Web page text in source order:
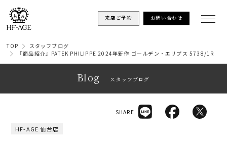
来店ご予約 お問い合わせ
TOP
スタッフブログ
『商品紹介』PATEK PHILIPPE 2024年新作 ゴールデン・エリプス 5738/1R
Blog スタッフブログ
HF-AGE 仙台店
SHARE